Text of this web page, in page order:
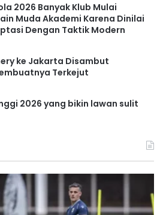
2026 Banyak Klub Mulai
Muda Akademi Karena Dinilai
Dengan Taktik Modern
ke Jakarta Disambut
Terkejut
2026 yang bikin lawan sulit